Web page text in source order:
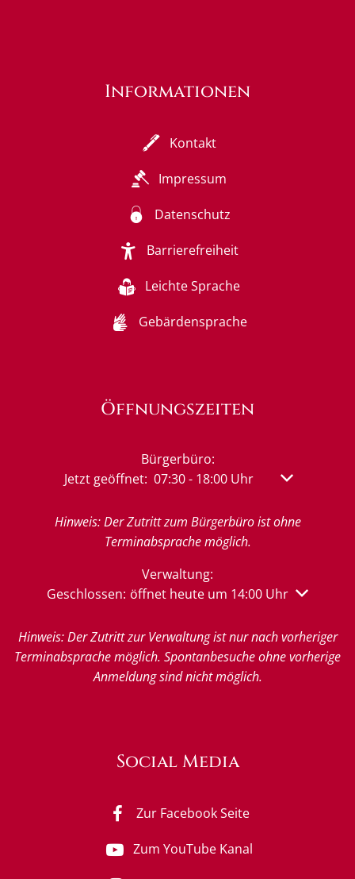
Informationen
Kontakt
Impressum
Datenschutz
Barrierefreiheit
Leichte Sprache
Gebärdensprache
Öffnungszeiten
Bürgerbüro:
Klicken, um weitere Öffnungs- oder
Jetzt geöffnet: 07:30- 18:00Uhr Von 07:30
Hinweis: Der Zutritt zum Bürgerbüro ist ohne
Terminabsprache möglich.
Verwaltung:
Klicken, um weitere Öffnungs- oder Schließzeiten
Geschlossen: öffnet heute um 14:00 Uhr
Hinweis: Der Zutritt zur Verwaltung ist nur nach vorheriger
Terminabsprache möglich. Spontanbesuche ohne vorherige
Anmeldung sind nicht möglich.
Social Media
Zur Facebook Seite
Zum YouTube Kanal